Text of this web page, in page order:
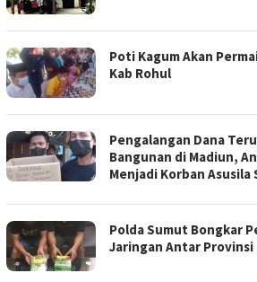
Poti Kagum Akan
Kab Rohul
Pengalangan Dana
Bangunan di Madiun,
Menjadi Korban
Polda Sumut Bongkar
Jaringan Antar Provinsi